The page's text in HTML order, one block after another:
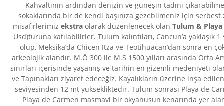
Kahvaltının ardından denizin ve güneşin tadını
sokaklarında bir de kendi başınıza gezebilmeniz için
misafirlerimiz ekstra olarak düzenlenecek olan Tulum &
Usd)turuna katılabilirler. Tulum kalıntıları, Cancun’a yaklaşık
olup, Meksika’da Chicen Itza ve Teotihuacan’dan sonra en
arkeolojik alandır. M.Ö 300 ile M.S 1500 yılları arasında Orta
sınırları içerisinde yaşamış ve tarihin en gizemli medeniyeti
ve Tapınakları ziyaret edeceğiz. Kayalıkların üzerine inşa
seviyesinden 12 mt yüksekliktedir. Tulum sonrası Playa de
Playa de Carmen masmavi bir okyanusun kenarında yer